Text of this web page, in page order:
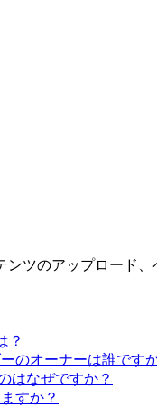
ンツのアップロード
？
のオーナーは誰です
はなぜですか？
すか？